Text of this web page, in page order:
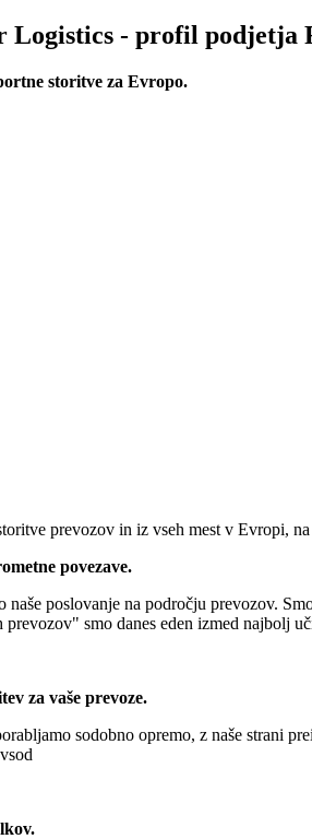
Logistics - profil podjetja
storitve za Evropo.
prevozov in iz vseh mest v Evropi,
povezave.
naše poslovanje na področju prevozov.
prevozov" smo danes eden izmed najbolj
za vaše prevoze.
sodobno opremo, z naše strani